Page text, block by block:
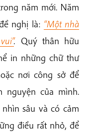
năm mới. Năm
nghị là: “Một nhà
. Quý thân hữu
in những chữ thư
nơi công sở để
nguyện của mình.
sâu và có cảm
điều rất nhỏ, để